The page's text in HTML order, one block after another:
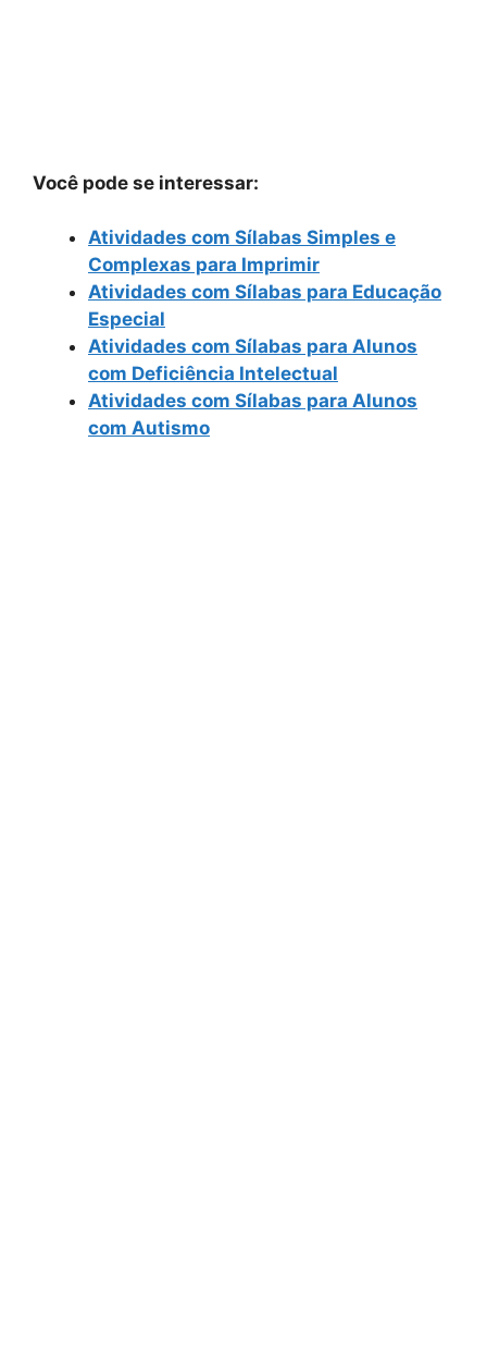
Você pode se interessar:
Atividades com Sílabas Simples e
Complexas para Imprimir
Atividades com Sílabas para Educação
Especial
Atividades com Sílabas para Alunos
com Deficiência Intelectual
Atividades com Sílabas para Alunos
com Autismo